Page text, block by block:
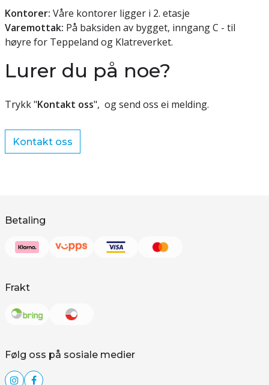
Kontorer: Våre kontorer ligger i 2. etasje
Varemottak: På baksiden av bygget, inngang C - til
høyre for Teppeland og Klatreverket.
Lurer du på noe?
Trykk "Kontakt oss", og send oss ei melding.
Kontakt oss
Betaling
Frakt
Følg oss på sosiale medier